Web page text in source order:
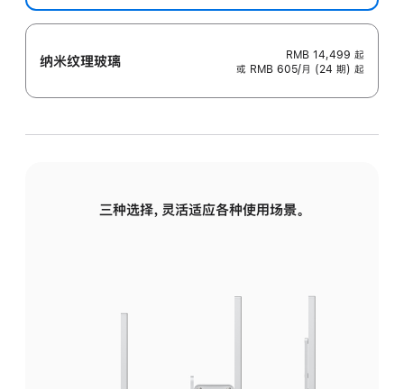
纳米纹理玻璃 RMB 14,499 起
或 RMB 605/月 (24 期) 起
三种选择，灵活适应各种使用场景。